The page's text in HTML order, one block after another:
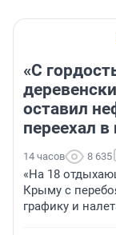
«С
оставил
переехал
14 часов 8 635
«На 18
Крыму с
графику и